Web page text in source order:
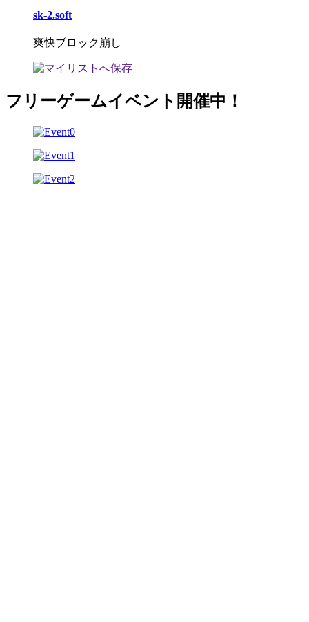
sk-2.soft
爽快ブロック崩し
フリーゲームイベント開催中！